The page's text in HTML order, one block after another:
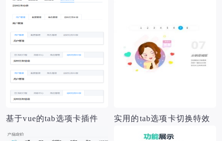
基于vue的tab选项卡插件 实用的tab选项卡切换特效